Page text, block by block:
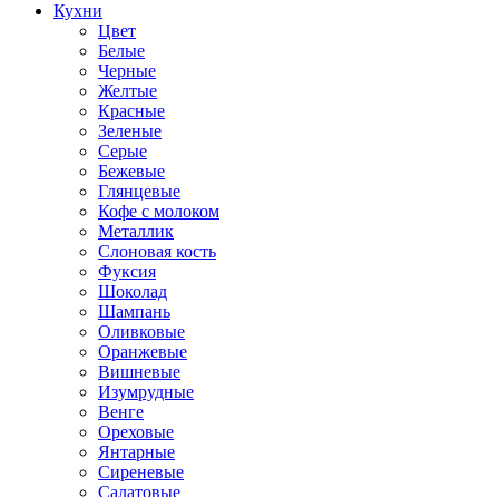
Кухни
Цвет
Белые
Черные
Желтые
Красные
Зеленые
Серые
Бежевые
Глянцевые
Кофе с молоком
Металлик
Слоновая кость
Фуксия
Шоколад
Шампань
Оливковые
Оранжевые
Вишневые
Изумрудные
Венге
Ореховые
Янтарные
Сиреневые
Салатовые